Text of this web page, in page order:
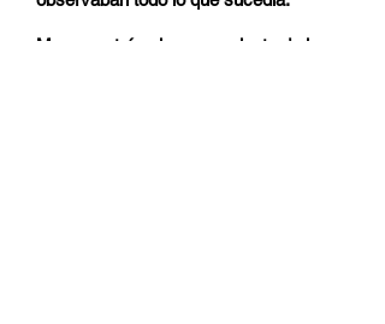
Me encontré solo y consciente de los